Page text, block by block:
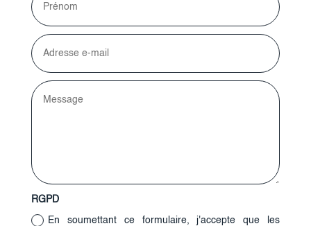
RGPD
En soumettant ce formulaire, j'accepte que les